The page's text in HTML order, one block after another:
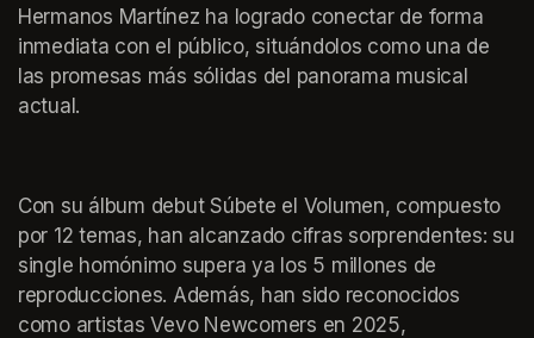
Hermanos Martínez ha logrado conectar de forma
inmediata con el público, situándolos como una de
las promesas más sólidas del panorama musical
actual.
Con su álbum debut Súbete el Volumen, compuesto
por 12 temas, han alcanzado cifras sorprendentes: su
single homónimo supera ya los 5 millones de
reproducciones. Además, han sido reconocidos
como artistas Vevo Newcomers en 2025,